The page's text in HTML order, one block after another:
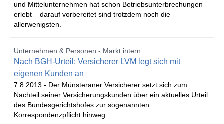
und Mittelunternehmen hat schon Betriebsunterbrechungen
erlebt – darauf vorbereitet sind trotzdem noch die
allerwenigsten.
Unternehmen & Personen - Markt intern
Nach BGH-Urteil: Versicherer LVM legt sich mit
eigenen Kunden an
7.8.2013 - Der Münsteraner Versicherer setzt sich zum
Nachteil seiner Versicherungskunden über ein aktuelles Urteil
des Bundesgerichtshofes zur sogenannten
Korrespondenzpflicht hinweg.